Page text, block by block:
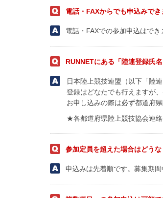
電話・FAXからでも申込みでき
電話・FAXでの参加申込はで
RUNNETにある「陸連登録氏
日本陸上競技連盟（以下「陸
登録はどなたでも行えますが
お申し込みの際は必ず都道府
★各都道府県陸上競技協会連
参加定員を超えた場合はどうな
申込みは先着順です。募集期